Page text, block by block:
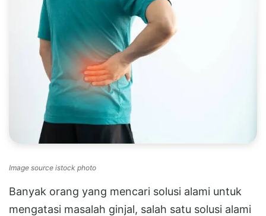
Image source istock photo
Banyak orang yang mencari solusi alami untuk
mengatasi masalah ginjal, salah satu solusi alami